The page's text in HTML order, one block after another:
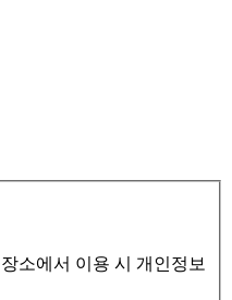
소에서 이용 시 개인정보